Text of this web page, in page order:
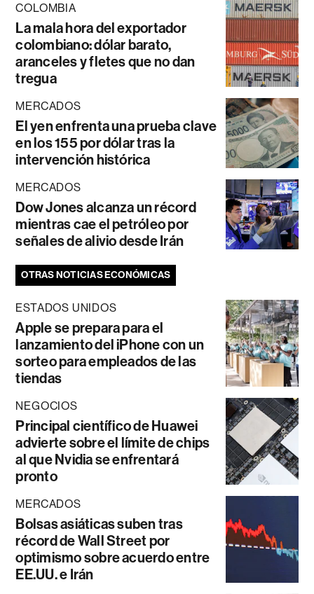
COLOMBIA
La mala hora del exportador
colombiano: dólar barato,
aranceles y fletes que no dan
tregua
MERCADOS
El yen enfrenta una prueba clave
en los 155 por dólar tras la
intervención histórica
MERCADOS
Dow Jones alcanza un récord
mientras cae el petróleo por
señales de alivio desde Irán
OTRAS NOTICIAS ECONÓMICAS
ESTADOS UNIDOS
Apple se prepara para el
lanzamiento del iPhone con un
sorteo para empleados de las
tiendas
NEGOCIOS
Principal científico de Huawei
advierte sobre el límite de chips
al que Nvidia se enfrentará
pronto
MERCADOS
Bolsas asiáticas suben tras
récord de Wall Street por
optimismo sobre acuerdo entre
EE.UU. e Irán